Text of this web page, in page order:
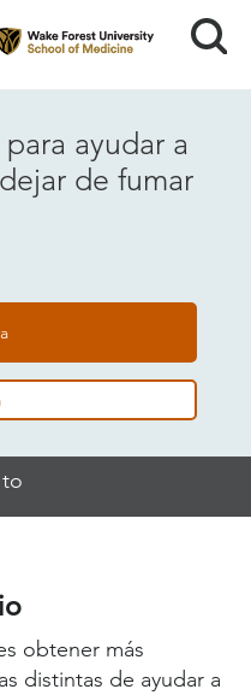
Search
ayudar a
de fumar
y contactos
útil
obtener más
distintas de ayudar a